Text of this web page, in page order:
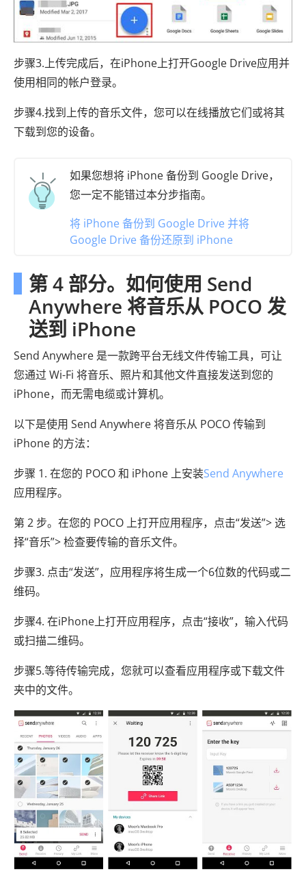
步骤3.上传完成后，在iPhone上打开Goog​​le Drive应用并
使用相同的帐户登录。
步骤4.找到上传的音乐文件，您可以在线播放它们或将其
下载到您的设备。
如果您想将 iPhone 备份到 Google Drive，
您一定不能错过本分步指南。
将 iPhone 备份到 Google Drive 并将
Google Drive 备份还原到 iPhone
第 4 部分。如何使用 Send
Anywhere 将音乐从 POCO 发
送到 iPhone
Send Anywhere 是一款跨平台无线文件传输工具，可让
您通过 Wi-Fi 将音乐、照片和其他文件直接发送到您的
iPhone，而无需电缆或计算机。
以下是使用 Send Anywhere 将音乐从 POCO 传输到
iPhone 的方法：
步骤 1. 在您的 POCO 和 iPhone 上安装Send Anywhere
应用程序。
第 2 步。在您的 POCO 上打开应用程序，点击“发送”> 选
择“音乐”> 检查要传输的音乐文件。
步骤3. 点击“发送”，应用程序将生成一个6位数的代码或二
维码。
步骤4. 在iPhone上打开应用程序，点击“接收”，输入代码
或扫描二维码。
步骤5.等待传输完成，您就可以查看应用程序或下载文件
夹中的文件。